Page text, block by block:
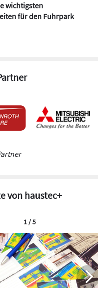
wichtigsten
für den Fuhrpark
von haustec+
1 / 5